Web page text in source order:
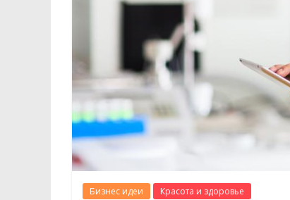
Бизнес идеи Красота и здоровье